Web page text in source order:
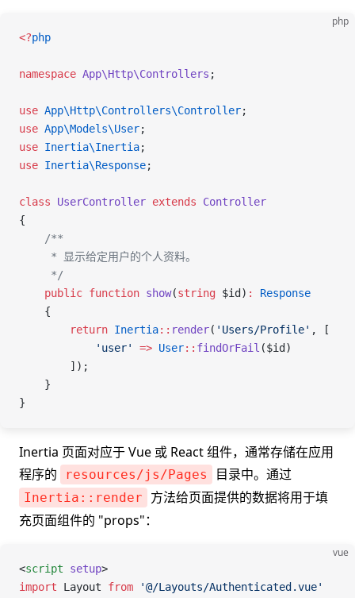
php
<?php
namespace App\Http\Controllers ;
use App\Http\Controllers\Controller;
use App\Models\User;
use Inertia\Inertia;
use Inertia\Response;
class UserController extends Controller
{
    /**
     * 显示给定用户的个人资料。
     */
    public
function show(string $id ) :
Response
    {
        return
Inertia:: render( 'Users/Profile' , [
            'user'
=> User:: findOrFail ($id )
        ]);
    }
}
Inertia 页面对应于 Vue 或 React 组件，通常存储在应用
程序的
resources/js/Pages 目录中。通过
Inertia::render
方法给页面提供的数据将用于填
充页面组件的 "props"：
vue
<script setup>
import Layout from '@/Layouts/Authenticated.vue'